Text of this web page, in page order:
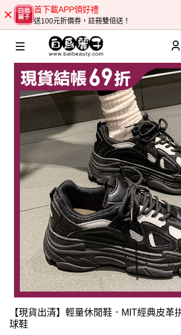
首下載APP領好禮
送100元折價券，註冊雙倍送！
【現貨出清】輕量休閒鞋．MIT經典皮革
球鞋